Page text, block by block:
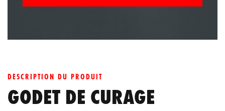
DESCRIPTION DU PRODUIT
GODET DE CURAGE